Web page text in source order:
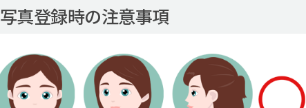
写真登録時の注意事項